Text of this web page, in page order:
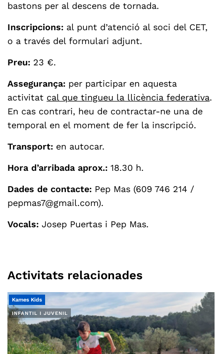
bastons per al descens de tornada.
Inscripcions: al punt d’atenció al soci del CET,
o a través del formulari adjunt.
Preu: 23 €.
Assegurança: per participar en aquesta
activitat cal que tingueu la llicència federativa.
En cas contrari, heu de contractar-ne una de
temporal en el moment de fer la inscripció.
Transport: en autocar.
Hora d’arribada aprox.: 18.30 h.
Dades de contacte: Pep Mas (609 746 214 /
pepmas7@gmail.com).
Vocals: Josep Puertas i Pep Mas.
Activitats relacionades
INFANTIL I JUVENIL
Kames Kids